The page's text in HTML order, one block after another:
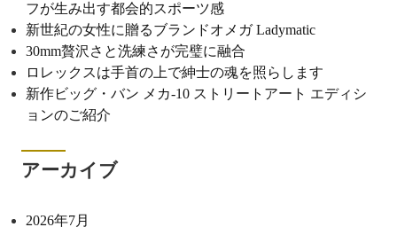
フが生み出す都会的スポーツ感
新世紀の女性に贈るブランドオメガ Ladymatic
30mm贅沢さと洗練さが完璧に融合
ロレックスは手首の上で紳士の魂を照らします
新作ビッグ・バン メカ-10 ストリートアート エディシ
ョンのご紹介
アーカイブ
2026年7月